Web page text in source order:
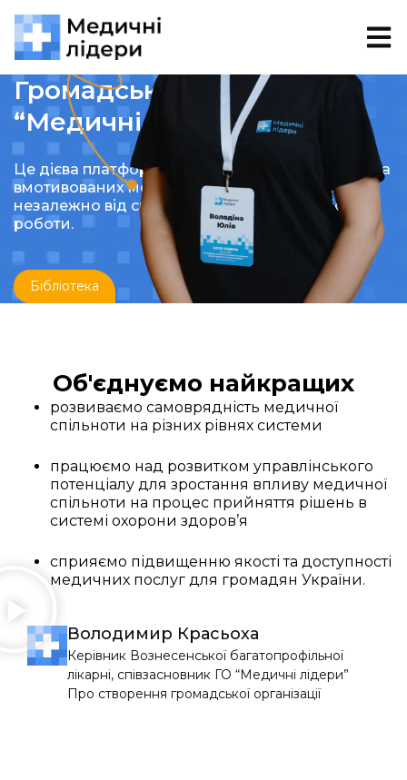
Громадська організація
“Медичні лідери”
Це дієва платформа для об’єднання активних та
вмотивованих медичних фахівців та фахівцинь,
незалежно від спеціалізації, посади чи місця
роботи.
Бібліотека
Володимир Красьоха
Керівник Вознесенської багатопрофільної
лікарні, співзасновник ГО “Медичні лідери”
Про створення громадської організації
Об'єднуємо найкращих
розвиваємо самоврядність медичної
спільноти на різних рівнях системи
працюємо над розвитком управлінського
потенціалу для зростання впливу медичної
спільноти на процес прийняття рішень в
системі охорони здоров’я
сприяємо підвищенню якості та доступності
медичних послуг для громадян України.